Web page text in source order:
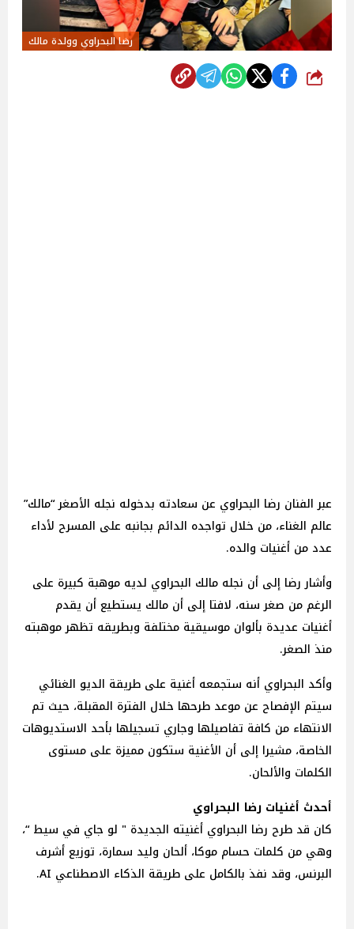
رضا البحراوي وولدة مالك
شارك
عبر الفنان رضا البحراوي عن سعادته بدخوله نجله الأصغر “مالك”
عالم الغناء، من خلال تواجده الدائم بجانبه على المسرح لأداء
عدد من أغنيات والده.
وأشار رضا إلى أن نجله مالك البحراوي لديه موهبة كبيرة على
الرغم من صغر سنه، لافتا إلى أن مالك يستطيع أن يقدم
أغنيات عديدة بألوان موسيقية مختلفة وبطريقه تظهر موهبته
منذ الصغر.
وأكد البحراوي أنه ستجمعه أغنية على طريقة الديو الغنائي
سيتم الإفصاح عن موعد طرحها خلال الفترة المقبلة، حيث تم
الانتهاء من كافة تفاصيلها وجاري تسجيلها بأحد الاستديوهات
الخاصة، مشيرا إلى أن الأغنية ستكون مميزة على مستوى
الكلمات والألحان.
أحدث أغنيات رضا البحراوي
كان قد طرح رضا البحراوي أغنيته الجديدة " لو جاي في سيط “،
وهي من كلمات حسام موكا، ألحان وليد سمارة، توزيع أشرف
البرنس، وقد نفذ بالكامل على طريقة الذكاء الاصطناعي AI.